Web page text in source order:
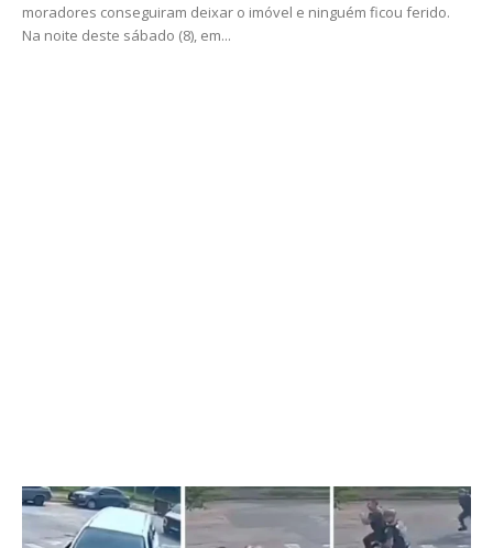
moradores conseguiram deixar o imóvel e ninguém ficou ferido.
Na noite deste sábado (8), em...